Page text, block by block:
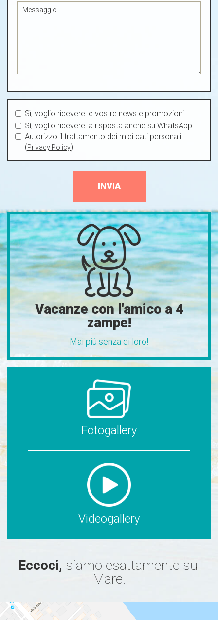
Sì, voglio ricevere le vostre news e promozioni
Sì, voglio ricevere la risposta anche su WhatsApp
Autorizzo il trattamento dei miei dati personali
(Privacy Policy)
INVIA
Vacanze con l'amico a 4
zampe!
Mai più senza di loro!
Fotogallery
Videogallery
Eccoci, siamo esattamente sul
Mare!